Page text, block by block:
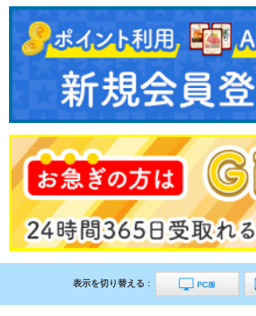
表示を切り替える :